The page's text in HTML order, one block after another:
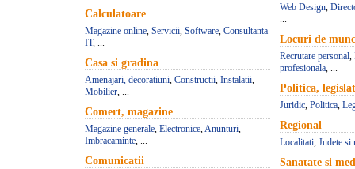
Calculatoare
Magazine online, Servicii, Software, Consultanta
IT, ...
Casa si gradina
Amenajari, decoratiuni, Constructii, Instalatii,
Mobilier, ...
Comert, magazine
Magazine generale, Electronice,Anunturi,
Imbracaminte, ...
Comunicatii
Web Design,
...
Locuri de
Recrutare personal,
profesionala, ...
Politica,
Juridic, Politica,
Regional
Localitati, Judete si
Sanatate si